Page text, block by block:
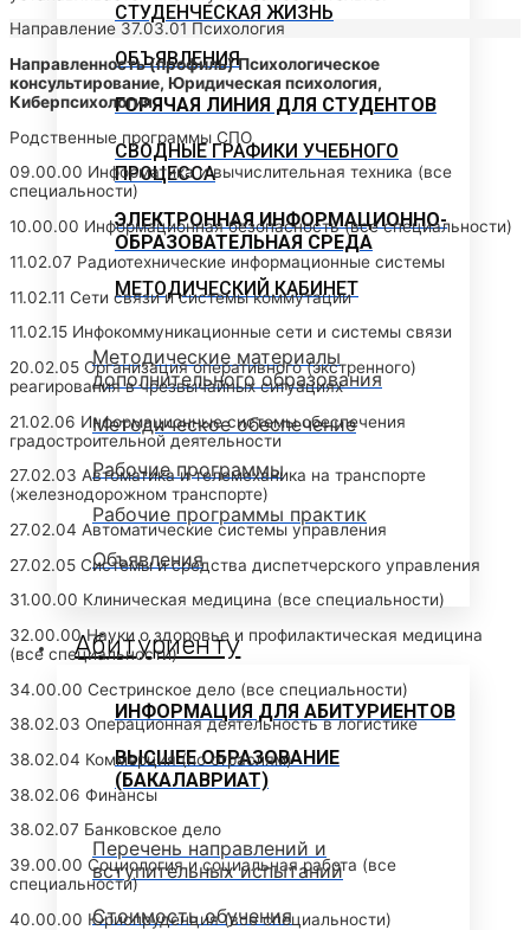
СТУДЕНЧЕСКАЯ ЖИЗНЬ
ОБЪЯВЛЕНИЯ
ГОРЯЧАЯ ЛИНИЯ ДЛЯ СТУДЕНТОВ
СВОДНЫЕ ГРАФИКИ УЧЕБНОГО
ПРОЦЕССА
ЭЛЕКТРОННАЯ ИНФОРМАЦИОННО-
ОБРАЗОВАТЕЛЬНАЯ СРЕДА
МЕТОДИЧЕСКИЙ КАБИНЕТ
Методические материалы
дополнительного образования
Методическое обеспечение
Рабочие программы
Рабочие программы практик
Объявления
Абитуриенту
ИНФОРМАЦИЯ ДЛЯ АБИТУРИЕНТОВ
ВЫСШЕЕ ОБРАЗОВАНИЕ
(БАКАЛАВРИАТ)
Перечень направлений и
вступительных испытаний
Стоимость обучения
Направление 37.03.01 Психология
Направленность (профиль) Психологическое
консультирование, Юридическая психология,
Киберпсихология
Родственные программы СПО
09.00.00 Информатика и вычислительная техника (все
специальности)
10.00.00 Информационная безопасность (все специальности)
11.02.07 Радиотехнические информационные системы
11.02.11 Сети связи и системы коммутации
11.02.15 Инфокоммуникационные сети и системы связи
20.02.05 Организация оперативного (экстренного)
реагирования в чрезвычайных ситуациях
21.02.06 Информационные системы обеспечения
градостроительной деятельности
27.02.03 Автоматика и телемеханика на транспорте
(железнодорожном транспорте)
27.02.04 Автоматические системы управления
27.02.05 Системы и средства диспетчерского управления
31.00.00 Клиническая медицина (все специальности)
32.00.00 Науки о здоровье и профилактическая медицина
(все специальности)
34.00.00 Сестринское дело (все специальности)
38.02.03 Операционная деятельность в логистике
38.02.04 Коммерция (по отраслям)
38.02.06 Финансы
38.02.07 Банковское дело
39.00.00 Социология и социальная работа (все
специальности)
40.00.00 Юриспруденция (все специальности)